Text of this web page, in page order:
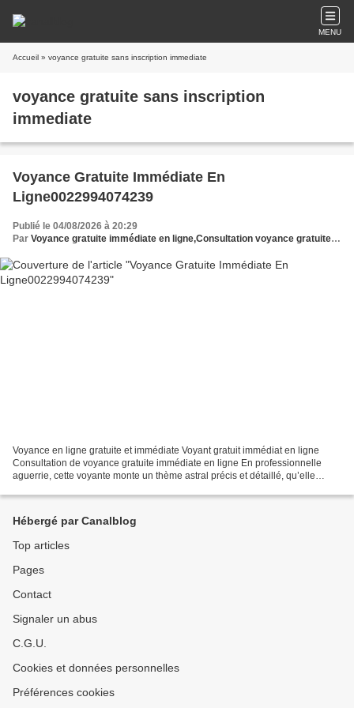
MENU
Accueil » voyance gratuite sans inscription immediate
voyance gratuite sans inscription
immediate
Voyance Gratuite Immédiate En
Ligne0022994074239
Publié le 04/08/2026 à 20:29
Par Voyance gratuite immédiate en ligne,Consultation voyance gratuite en ligne,Voyance en ligne gratuite et immédiate,Voyant gratuit immédiat en ligne,Tirage voyance gratuit immédiat en ligne,Voyance,
Voyance en ligne gratuite et immédiate Voyant gratuit immédiat en ligne
Consultation de voyance gratuite immédiate en ligne En professionnelle
aguerrie, cette voyante monte un thème astral précis et détaillé, qu’elle
Hébergé par Canalblog
Top articles
Pages
Contact
Signaler un abus
C.G.U.
Cookies et données personnelles
Préférences cookies